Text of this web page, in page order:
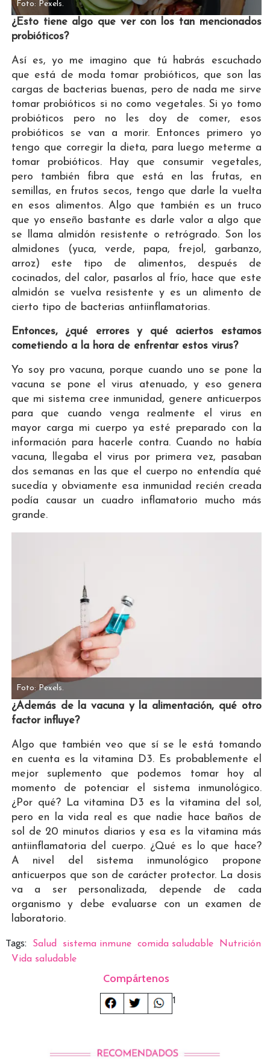
Foto: Pexels.
¿Esto tiene algo que ver con los tan mencionados
probióticos?
Así es, yo me imagino que tú habrás escuchado
que está de moda tomar probióticos, que son las
cargas de bacterias buenas, pero de nada me sirve
tomar probióticos si no como vegetales. Si yo tomo
probióticos pero no les doy de comer, esos
probióticos se van a morir. Entonces primero yo
tengo que corregir la dieta, para luego meterme a
tomar probióticos. Hay que consumir vegetales,
pero también fibra que está en las frutas, en
semillas, en frutos secos, tengo que darle la vuelta
en esos alimentos. Algo que también es un truco
que yo enseño bastante es darle valor a algo que
se llama almidón resistente o retrógrado. Son los
almidones (yuca, verde, papa, frejol, garbanzo,
arroz) este tipo de alimentos, después de
cocinados, del calor, pasarlos al frío, hace que este
almidón se vuelva resistente y es un alimento de
cierto tipo de bacterias antiinflamatorias.
Entonces, ¿qué errores y qué aciertos estamos
cometiendo a la hora de enfrentar estos virus?
Yo soy pro vacuna, porque cuando uno se pone la
vacuna se pone el virus atenuado, y eso genera
que mi sistema cree inmunidad, genere anticuerpos
para que cuando venga realmente el virus en
mayor carga mi cuerpo ya esté preparado con la
información para hacerle contra. Cuando no había
vacuna, llegaba el virus por primera vez, pasaban
dos semanas en las que el cuerpo no entendía qué
sucedía y obviamente esa inmunidad recién creada
podía causar un cuadro inflamatorio mucho más
grande.
Foto: Pexels.
¿Además de la vacuna y la alimentación, qué otro
factor influye?
Algo que también veo que sí se le está tomando
en cuenta es la vitamina D3. Es probablemente el
mejor suplemento que podemos tomar hoy al
momento de potenciar el sistema inmunológico.
¿Por qué? La vitamina D3 es la vitamina del sol,
pero en la vida real es que nadie hace baños de
sol de 20 minutos diarios y esa es la vitamina más
antiinflamatoria del cuerpo. ¿Qué es lo que hace?
A nivel del sistema inmunológico propone
anticuerpos que son de carácter protector. La dosis
va a ser personalizada, depende de cada
organismo y debe evaluarse con un examen de
laboratorio.
Tags: Salud sistema inmune comida saludable
Nutrición
Vida saludable
Compártenos
1